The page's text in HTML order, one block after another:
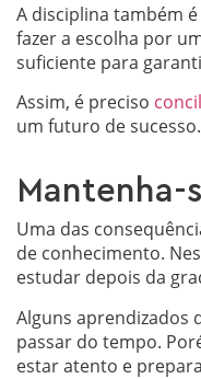
A disciplina também
fazer a escolha por
suficiente para
Assim, é preciso
um futuro de sucesso.
Mantenha-
Uma das
de conhecimento.
estudar depois da
Alguns aprendizados
passar do tempo.
estar atento e